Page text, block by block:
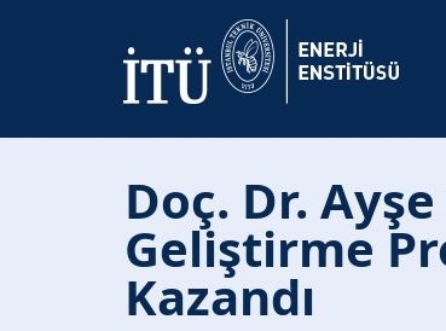
Doç. Dr.
Geliştirme
Kazandı